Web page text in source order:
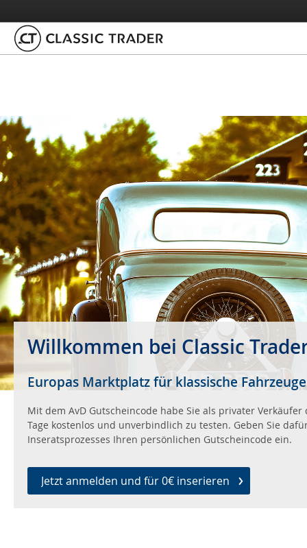
Willkommen bei Classic
Europas Marktplatz für klassische Fahrzeuge
Mit dem AvD Gutscheincode habe Sie als privater
Tage kostenlos und unverbindlich zu testen. Geben Sie
Inseratsprozesses Ihren persönlichen Gutscheincode ein.
Jetzt anmelden und für 0€ inserieren